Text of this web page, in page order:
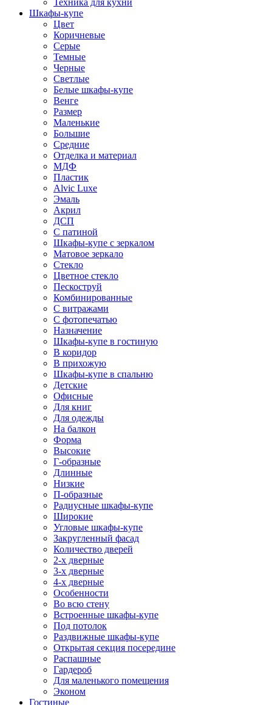
Техника для кухни
Шкафы-купе
Цвет
Коричневые
Серые
Темные
Черные
Светлые
Белые шкафы-купе
Венге
Размер
Маленькие
Большие
Средние
Отделка и материал
МДФ
Пластик
Alvic Luxe
Эмаль
Акрил
ДСП
С патиной
Шкафы-купе с зеркалом
Матовое зеркало
Стекло
Цветное стекло
Пескоструй
Комбинированные
С витражами
С фотопечатью
Назначение
Шкафы-купе в гостиную
В коридор
В прихожую
Шкафы-купе в спальню
Детские
Офисные
Для книг
Для одежды
На балкон
Форма
Высокие
Г-образные
Длинные
Низкие
П-образные
Радиусные шкафы-купе
Широкие
Угловые шкафы-купе
Закругленный фасад
Количество дверей
2-х дверные
3-х дверные
4-х дверные
Особенности
Во всю стену
Встроенные шкафы-купе
Под потолок
Раздвижные шкафы-купе
Открытая секция посередине
Распашные
Гардероб
Для маленького помещения
Эконом
Гостиные